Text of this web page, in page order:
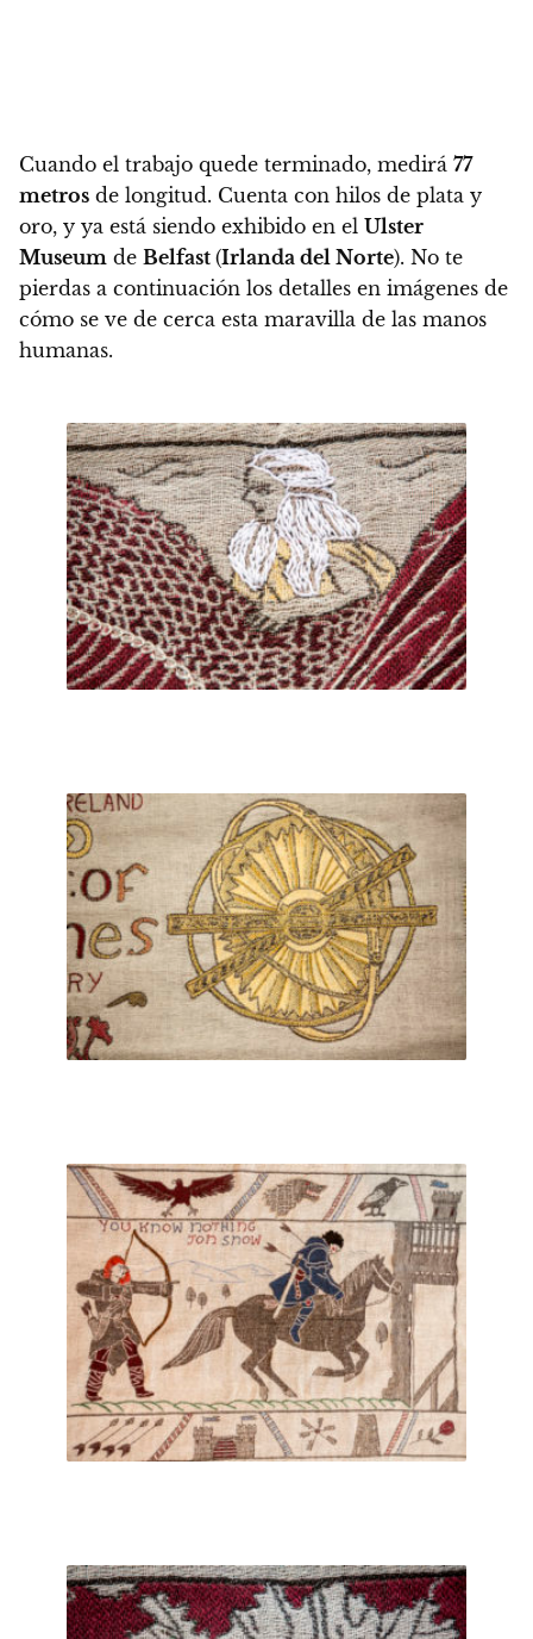
Cuando el trabajo quede terminado, medirá 77
metros de longitud. Cuenta con hilos de plata y
oro, y ya está siendo exhibido en el Ulster
Museum de Belfast (Irlanda del Norte). No te
pierdas a continuación los detalles en imágenes de
cómo se ve de cerca esta maravilla de las manos
humanas.